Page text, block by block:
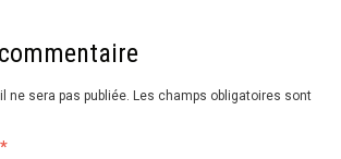
ne sera pas publiée. Les champs obligatoires sont
*